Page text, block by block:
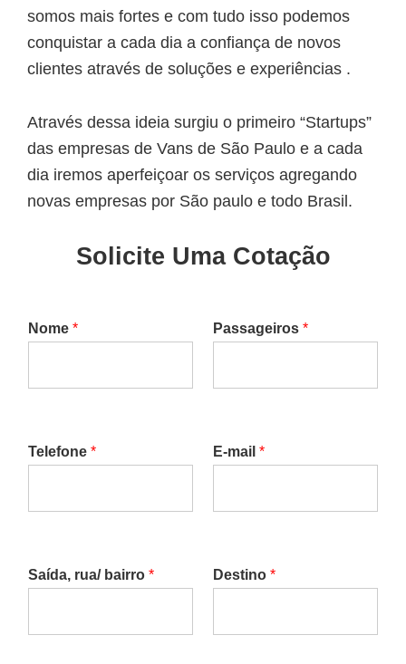
somos mais fortes e com tudo isso podemos
conquistar a cada dia a confiança de novos
clientes através de soluções e experiências .
Através dessa ideia surgiu o primeiro “Startups”
das empresas de Vans de São Paulo e a cada
dia iremos aperfeiçoar os serviços agregando
novas empresas por São paulo e todo Brasil.
Solicite Uma Cotação
Nome * Passageiros *
Telefone * E-mail *
Saída, rua/ bairro * Destino *